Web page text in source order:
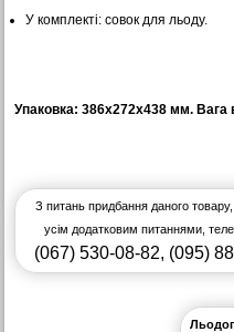
У комплекті: совок для льоду.
Упаковка: 386х272х438 мм. Вага
З питань придбання даного
усім додатковим питаннями,
(067) 530-08-82, (095)